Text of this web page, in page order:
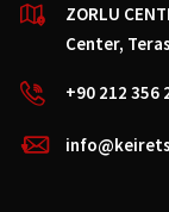
ZORLU
Center,
+90 212 356